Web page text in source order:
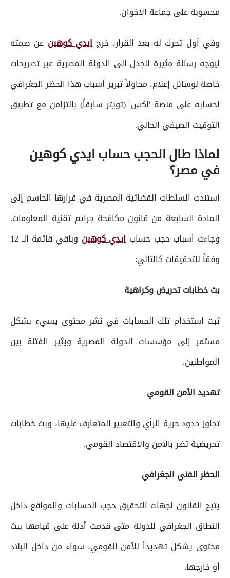
محسوبة على جماعة الإخوان.
وفي أول تحرك له بعد القرار، خرجايدي كوهين عن صمته
ليوجه رسالة مثيرة للجدل إلى الدولة المصرية عبر تصريحات
خاصة لوسائل إعلام، محاولاً تبرير أسباب هذا الحظر الجغرافي
لحسابه على منصة 'إكس' (تويتر سابقاً) بالتزامن مع تطبيق
التوقيت الصيفي الحالي.
لماذا طال الحجب حساب ايدي كوهين
في مصر؟
استندت السلطات القضائية المصرية في قرارها الحاسم إلى
المادة السابعة من قانون مكافحة جرائم تقنية المعلومات.
وجاءت أسباب حجب حسابايدي كوهين
وباقي قائمة الـ 12
وفقاً للتحقيقات كالتالي:
بث خطابات تحريض وكراهية
ثبت استخدام تلك الحسابات في نشر محتوى يسيء بشكل
مستمر إلى مؤسسات الدولة المصرية ويثير الفتنة بين
المواطنين.
تهديد الأمن القومي
تجاوز حدود حرية الرأي والتعبير المتعارف عليها، وبث خطابات
تحريضية تضر بالأمن والاقتصاد القومي.
الحظر الفني الجغرافي
يتيح القانون لجهات التحقيق حجب الحسابات والمواقع داخل
النطاق الجغرافي للدولة متى قدمت أدلة على قيامها ببث
محتوى يشكل تهديداً للأمن القومي، سواء من داخل البلاد
أو خارجها.